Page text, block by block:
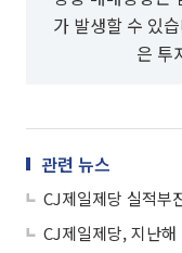
가 발생할 수 있
은 투
관련 뉴스